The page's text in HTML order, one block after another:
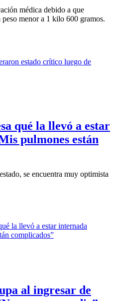
médica debido a que
menor a 1 kilo 600 gramos.
qué la llevó a estar
pulmones están
se encuentra muy optimista
al ingresar de